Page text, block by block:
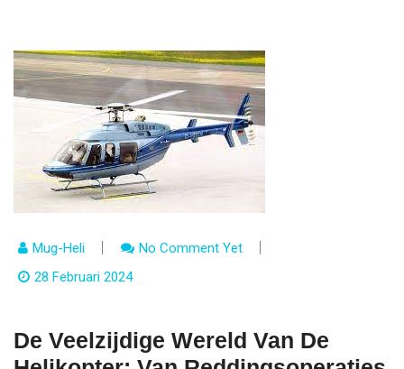
Mug-Heli
No Comment Yet
28 Februari 2024
De Veelzijdige Wereld Van De